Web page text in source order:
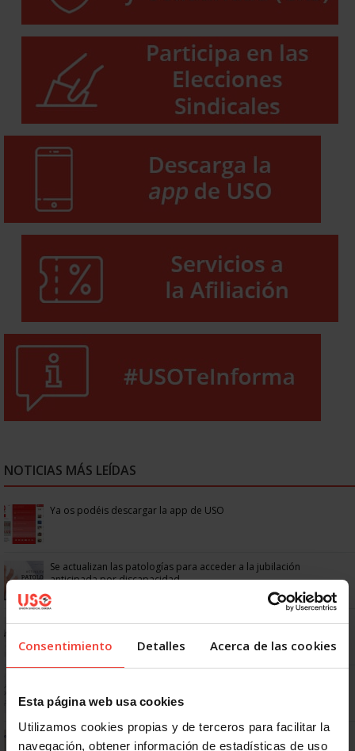
Consentimiento Detalles Acerca de las cookies
Esta página web usa cookies
Utilizamos cookies propias y de terceros para facilitar la
navegación, obtener información de estadísticas de uso
NOTICIAS MÁS LEÍDAS
Ya os podéis descargar la app de USO
Se actualizan las patologías para acceder a la jubilación
anticipada por discapacidad
No: si un festivo cae en sábado, no tienen por qué darte un día
¿Puedo viajar estando de baja?